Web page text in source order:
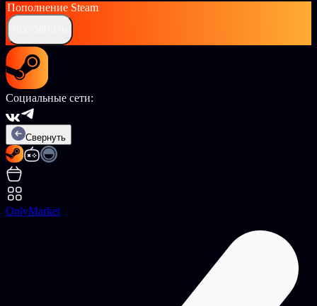
Пополнение Steam
Социальные сети:
Свернуть
OnlyMarket